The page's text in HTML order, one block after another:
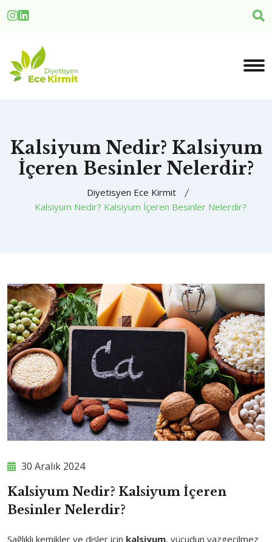
Kalsiyum Nedir? Kalsiyum
İçeren Besinler Nelerdir?
Diyetisyen Ece Kirmit
Kalsiyum Nedir? Kalsiyum İçeren Besinler Nelerdir?
30 Aralık 2024
Kalsiyum Nedir? Kalsiyum İçeren
Besinler Nelerdir?
Sağlıklı kemikler ve dişler için kalsiyum, vücudun vazgeçilmez